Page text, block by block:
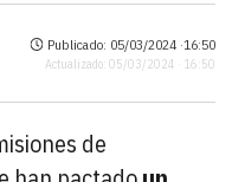
Publicado: 05/03/2024 ·16:50
Actualizado: 05/03/2024 · 16:50
de